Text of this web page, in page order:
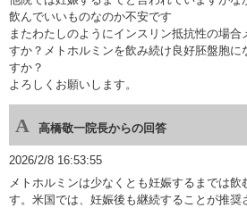
飲んでいいものなのか不安です
またわたしのようにインスリン抵抗性の場合
すか？メトホルミンを飲み続け良好胚盤胞に
すか？
よろしくお願いします。
高橋敬一院長からの回答
2026/2/8 16:53:55
メトホルミンは少なくとも妊娠するまでは飲
す。米国では、妊娠後も継続することが推奨